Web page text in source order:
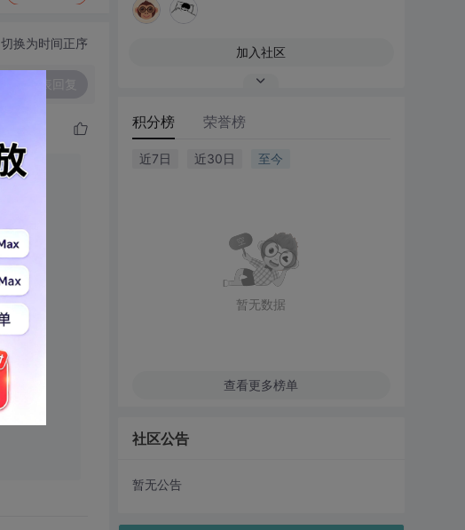
切换为时间正序
加入社区
积分榜 荣誉榜
近7日 近30日 至今
暂无数据
查看更多榜单
社区公告
暂无公告